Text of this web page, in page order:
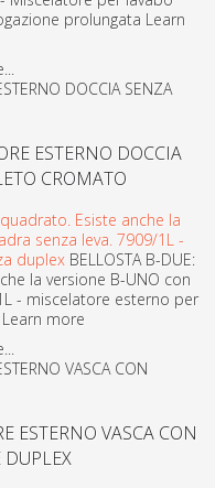
prolungata Learn
ESTERNO DOCCIA
CROMATO
quadrato. Esiste anche la
senza leva. 7909/1L -
duplex BELLOSTA B-DUE:
la versione B-UNO con
- miscelatore esterno per
more
ESTERNO VASCA CON